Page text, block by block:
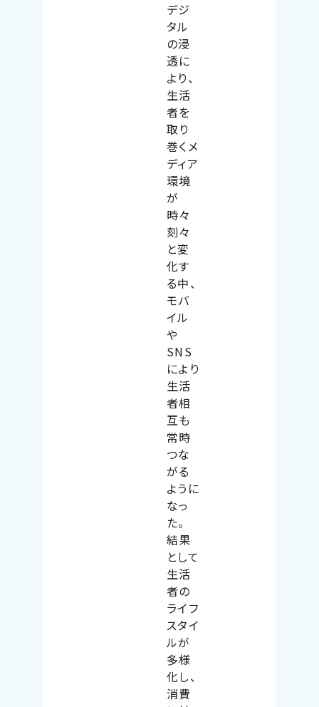
デジ
タル
の浸
透に
より、
生活
者を
取り
巻くメ
ディア
環境
が
時々
刻々
と変
化す
る中、
モバ
イル
や
SNS
により
生活
者相
互も
常時
つな
がる
ように
なっ
た。
結果
として
生活
者の
ライフ
スタイ
ルが
多様
化し、
消費